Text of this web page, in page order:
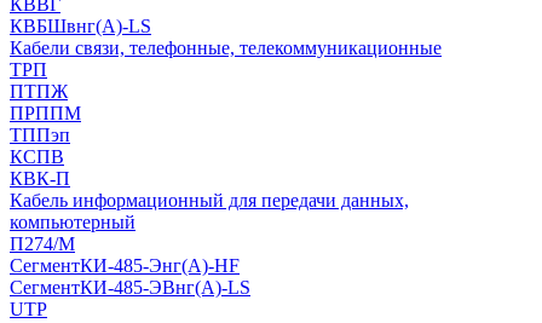
КВВГ
КВБШвнг(А)-LS
Кабели связи, телефонные, телекоммуникационные
ТРП
ПТПЖ
ПРППМ
ТППэп
КСПВ
КВК-П
Кабель информационный для передачи данных,
компьютерный
П274/М
СегментКИ-485-Энг(А)-HF
СегментКИ-485-ЭВнг(А)-LS
UTP